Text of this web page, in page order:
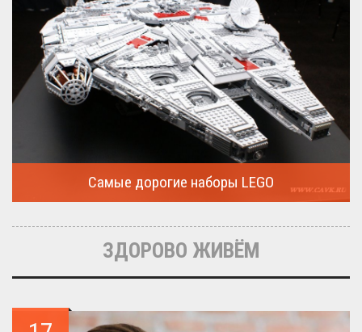
Самые дорогие наборы LEGO
дорогие...
ЗДОРОВО ЖИВЁМ